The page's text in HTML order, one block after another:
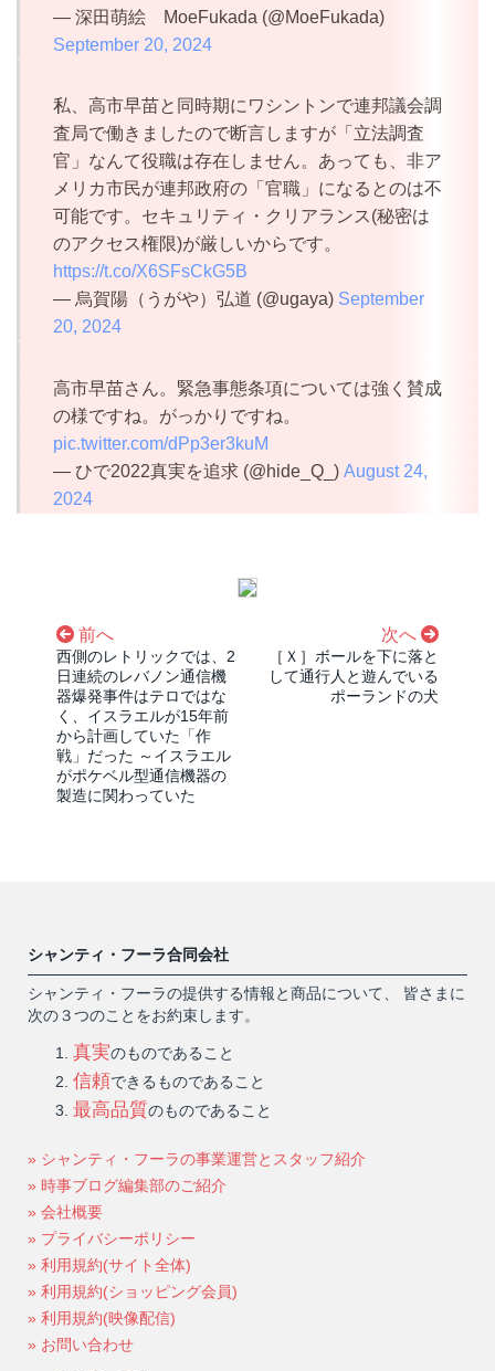
— 深田萌絵 MoeFukada (@MoeFukada)
September 20, 2024
私、高市早苗と同時期にワシントンで連邦議会調
査局で働きましたので断言しますが「立法調査
官」なんて役職は存在しません。あっても、非ア
メリカ市民が連邦政府の「官職」になるとのは不
可能です。セキュリティ・クリアランス(秘密は
のアクセス権限)が厳しいからです。
https://t.co/X6SFsCkG5B
— 烏賀陽（うがや）弘道 (@ugaya) September
20, 2024
高市早苗さん。緊急事態条項については強く賛成
の様ですね。がっかりですね。
pic.twitter.com/dPp3er3kuM
— ひで2022真実を追求 (@hide_Q_) August 24,
2024
前へ
西側のレトリックでは、2
日連続のレバノン通信機
器爆発事件はテロではな
く、イスラエルが15年前
から計画していた「作
戦」だった ～イスラエル
がポケベル型通信機器の
製造に関わっていた
次へ
［Ｘ］ボールを下に落と
して通行人と遊んでいる
ポーランドの犬
シャンティ・フーラ合同会社
シャンティ・フーラの提供する情報と商品について、 皆さまに
次の３つのことをお約束します。
真実のものであること
信頼できるものであること
最高品質のものであること
» シャンティ・フーラの事業運営とスタッフ紹介
» 時事ブログ編集部のご紹介
» 会社概要
» プライバシーポリシー
» 利用規約(サイト全体)
» 利用規約(ショッピング会員)
» 利用規約(映像配信)
» お問い合わせ